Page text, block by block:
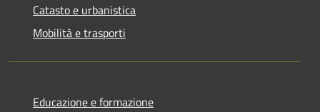
Catasto e urbanistica
Mobilità e trasporti
Educazione e formazione